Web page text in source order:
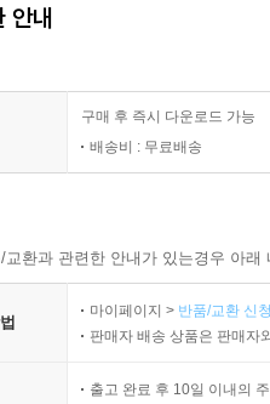
안내
구매 후 즉시 다운로드 가능
배송비 : 무료배송
환과 관련한 안내가 있는경우 아
마이페이지 > 반품/교환 신
판매자 배송 상품은 판매자
출고 완료 후 10일 이내의